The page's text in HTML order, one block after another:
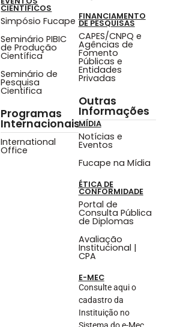
CIENTÍFICOS
Simpósio Fucape
Seminário PIBIC
de Produção
Científica
Seminário de
Pesquisa
Cientifica
Programas
Internacionais
International
Office
FINANCIAMENTO
DE PESQUISAS
CAPES/CNPQ e
Agências de
Fomento
Públicas e
Entidades
Privadas
Outras
Informações
MÍDIA
Notícias e
Eventos
Fucape na Mídia
ÉTICA DE
CONFORMIDADE
Portal de
Consulta Pública
de Diplomas
Avaliação
Institucional |
CPA
E-MEC
Consulte aqui o
cadastro da
Instituição no